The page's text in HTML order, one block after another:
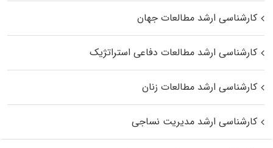
کارشناسی ارشد مطالعات جهان
کارشناسی ارشد مطالعات دفاعی استراتژیک
کارشناسی ارشد مطالعات زنان
کارشناسی ارشد مدیریت نساجی